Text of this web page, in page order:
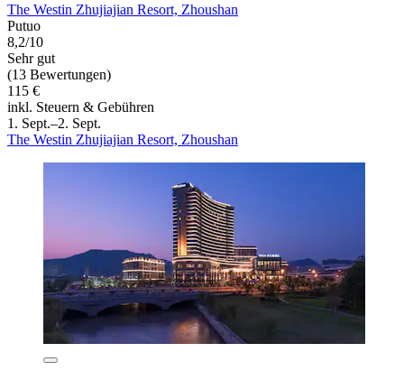
The Westin Zhujiajian Resort, Zhoushan
Putuo
8,2/10
Sehr gut
(13 Bewertungen)
115 €
inkl. Steuern & Gebühren
1. Sept.–2. Sept.
The Westin Zhujiajian Resort, Zhoushan